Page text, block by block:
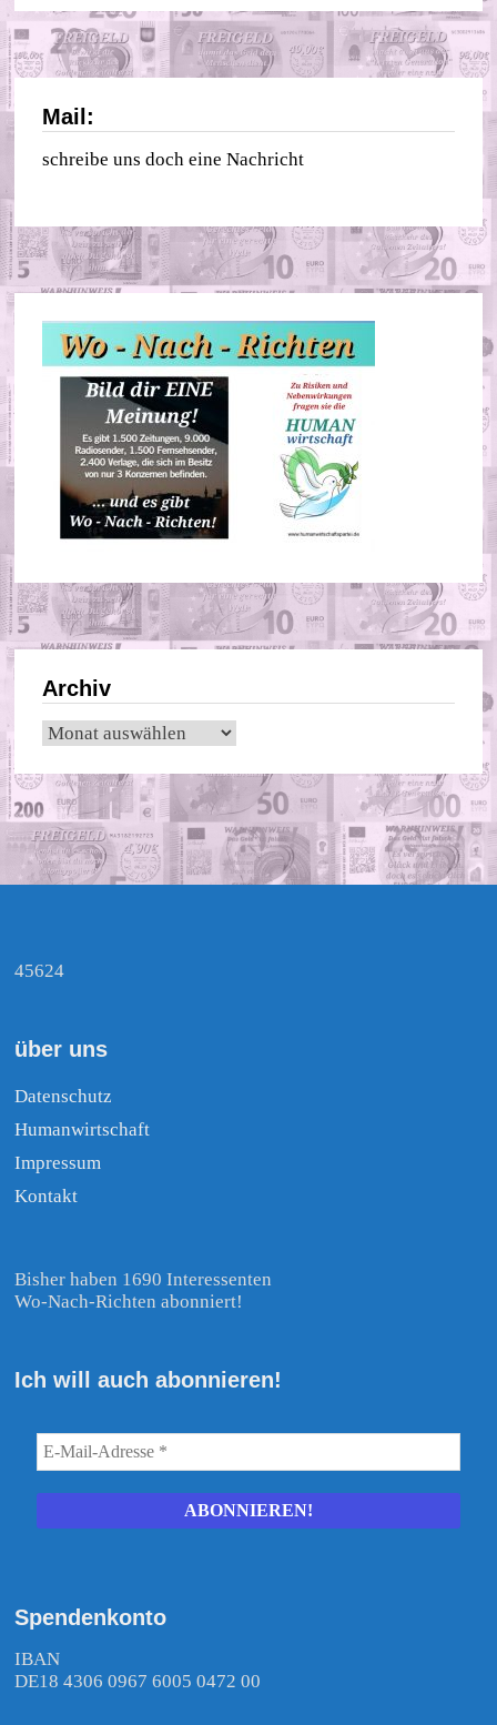
Mail:
schreibe uns doch eine Nachricht
Archiv
Archiv
45624
über uns
Datenschutz
Humanwirtschaft
Impressum
Kontakt
Bisher haben 1690 Interessenten
Wo-Nach-Richten abonniert!
Ich will auch abonnieren!
Spendenkonto
IBAN
DE18 4306 0967 6005 0472 00